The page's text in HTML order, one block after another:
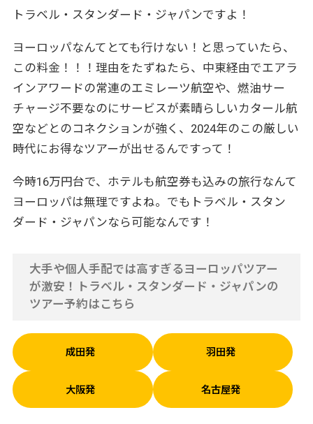
トラベル・スタンダード・ジャパンですよ！
ヨーロッパなんてとても行けない！と思っていたら、
この料金！！！理由をたずねたら、中東経由でエアラ
インアワードの常連のエミレーツ航空や、燃油サー
チャージ不要なのにサービスが素晴らしいカタール航
空などとのコネクションが強く、2024年のこの厳しい
時代にお得なツアーが出せるんですって！
今時16万円台で、ホテルも航空券も込みの旅行なんて
ヨーロッパは無理ですよね。でもトラベル・スタン
ダード・ジャパンなら可能なんです！
大手や個人手配では高すぎるヨーロッパツアー
が激安！トラベル・スタンダード・ジャパンの
ツアー予約はこちら
成田発 羽田発
大阪発 名古屋発